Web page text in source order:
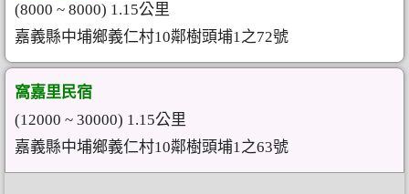
(8000 ~ 8000) 1.15公里
嘉義縣中埔鄉義仁村10鄰樹頭埔1之72號
窩嘉里民宿
(12000 ~ 30000) 1.15公里
嘉義縣中埔鄉義仁村10鄰樹頭埔1之63號